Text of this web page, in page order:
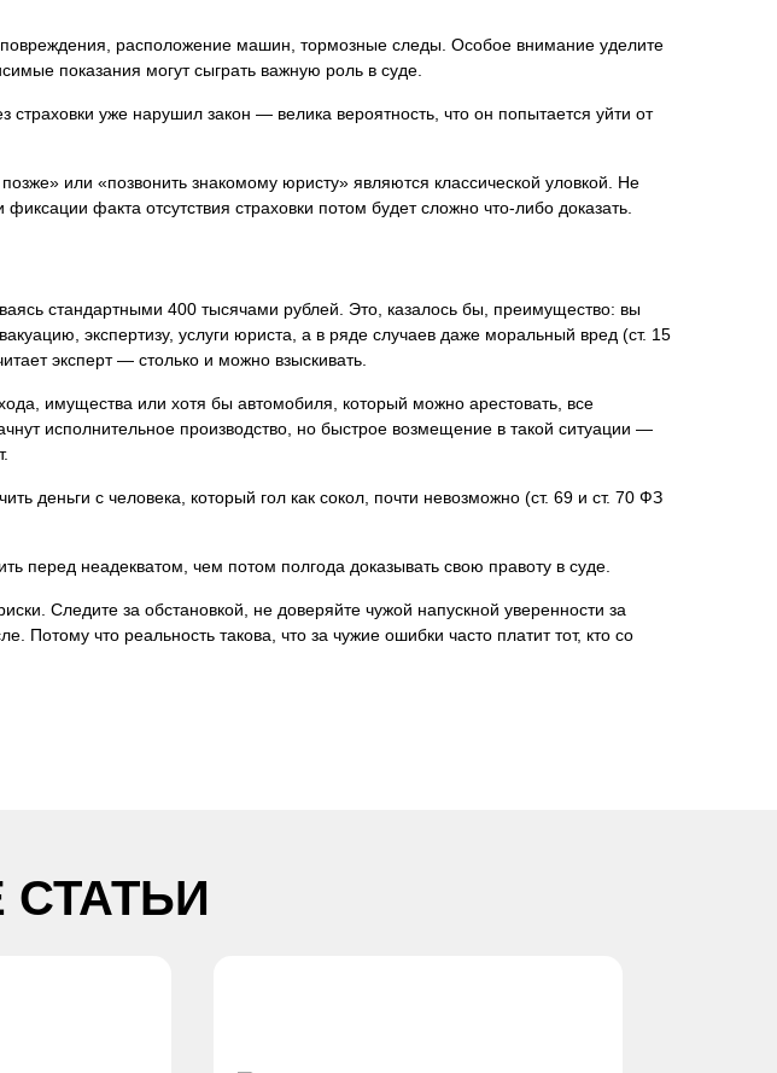
расположение машин, тормозные следы. Особое внимание уделите
показания могут сыграть важную роль в суде.
уже нарушил закон — велика вероятность, что он попытается уйти от
или «позвонить знакомому юристу» являются классической уловкой. Не
факта отсутствия страховки потом будет сложно что-либо доказать.
стандартными 400 тысячами рублей. Это, казалось бы, преимущество: вы
экспертизу, услуги юриста, а в ряде случаев даже моральный вред (ст. 15
эксперт — столько и можно взыскивать.
имущества или хотя бы автомобиля, который можно арестовать, все
исполнительное производство, но быстрое возмещение в такой ситуации —
деньги с человека, который гол как сокол, почти невозможно (ст. 69 и ст. 70 ФЗ
перед неадекватом, чем потом полгода доказывать свою правоту в суде.
Следите за обстановкой, не доверяйте чужой напускной уверенности за
что реальность такова, что за чужие ошибки часто платит тот, кто со